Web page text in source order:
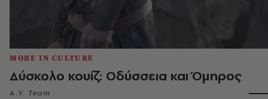
MORE IN CULTURE
Δύσκολο κουίζ: Οδύσσεια και Όμηρος
A.V. Team